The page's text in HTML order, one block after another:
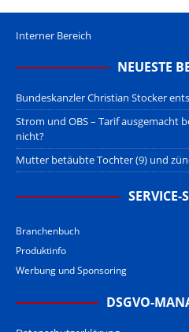
Interner Bereich
NEUESTE
Bundeskanzler Christian Stocker
Strom und OBS – Tarif ausgemacht
nicht?
Mutter betäubte Tochter (9) und
SERVICE-
Branchenbuch
Produktinfo
Werbung und Sponsoring
DSGVO-